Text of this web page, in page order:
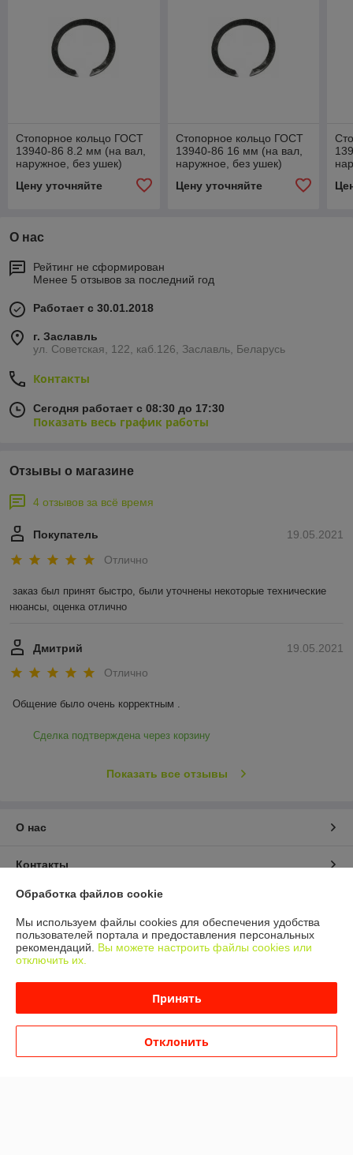
Стопорное кольцо ГОСТ
13940-86 8.2 мм (на вал,
наружное, без ушек)
Цену уточняйте
Стопорное кольцо ГОСТ
13940-86 16 мм (на вал,
наружное, без ушек)
Цену уточняйте
О нас
Рейтинг не сформирован
Менее 5 отзывов за последний год
Работает с 30.01.2018
г. Заславль
ул. Советская, 122, каб.126, Заславль, Беларусь
Контакты
Сегодня работает с 08:30 до 17:30
Показать весь график работы
Отзывы о магазине
4 отзывов за всё время
19.05.2021
Покупатель
Отлично
заказ был принят быстро, были уточнены некоторые технические
нюансы, оценка отлично
19.05.2021
Дмитрий
Отлично
Общение было очень корректным .
Сделка подтверждена через корзину
Показать все отзывы
О нас
Контакты
Доставка и оплата
График работы
Политика обработки cookies
Сайт создан на платформе Deal.by
Обработка файлов cookie
Мы используем файлы cookies для обеспечения удобства
пользователей портала и предоставления персональных
рекомендаций. Вы можете настроить файлы cookies или
отключить их.
Принять
Отклонить